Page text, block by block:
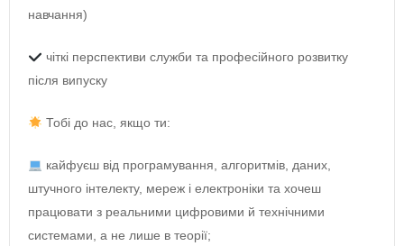
навчання)
чіткі перспективи служби та професійного розвитку
після випуску
Тобі до нас, якщо ти:
кайфуєш від програмування, алгоритмів, даних,
штучного інтелекту, мереж і електроніки та хочеш
працювати з реальними цифровими й технічними
системами, а не лише в теорії;